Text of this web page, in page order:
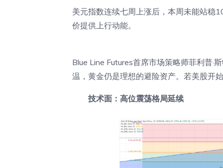
美元指数连续七周上涨后，本周未能站稳
价提供上行动能。
Blue Line Futures首席市场策略师菲利普·
温，黄金仍是理想的避险资产。若美股开
技术面：高位震荡格局延续